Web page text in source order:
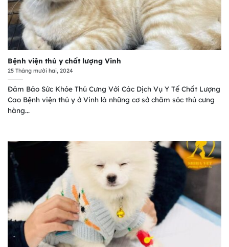
Bệnh viện thú y chất lượng Vinh
25 Tháng mười hai, 2024
Đảm Bảo Sức Khỏe Thú Cưng Với Các Dịch Vụ Y Tế Chất Lượng
Cao Bệnh viện thú y ở Vinh là những cơ sở chăm sóc thú cưng
hàng...